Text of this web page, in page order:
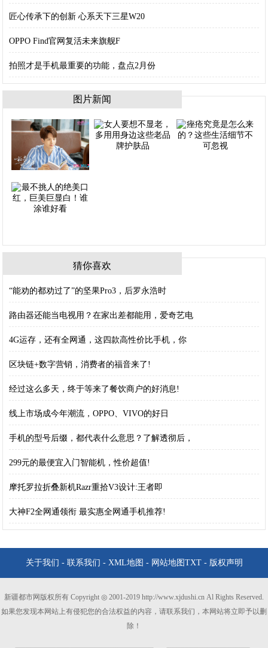
匠心传承下的创新 心系天下三星W20
OPPO Find官网复活未来旗舰F
拍照才是手机最重要的功能，盘点2月份
图片新闻
猜你喜欢
“能劝的都劝过了”的坚果Pro3，后罗永浩时
路由器还能当电视用？在家出差都能用，爱奇艺电
4G运存，还有全网通，这四款高性价比手机，你
区块链+数字营销，消费者的福音来了!
经过这么多天，终于等来了餐饮商户的好消息!
线上市场成今年潮流，OPPO、VIVO的好日
手机的型号后缀，都代表什么意思？了解透彻后，
299元的最便宜入门智能机，性价超值!
摩托罗拉折叠新机Razr重拾V3设计:王者即
大神F2全网通领衔 最实惠全网通手机推荐!
关于我们 - 联系我们 - XML地图 - 网站地图 TXT- 版权声明
新疆都市网版权所有 Copyright ◎ 2001-2019 http://www.xjdushi.cn Al Rights Reserved.
如果您发现本网站上有侵犯您的合法权益的内容，请联系我们，本网站将立即予以删
除！